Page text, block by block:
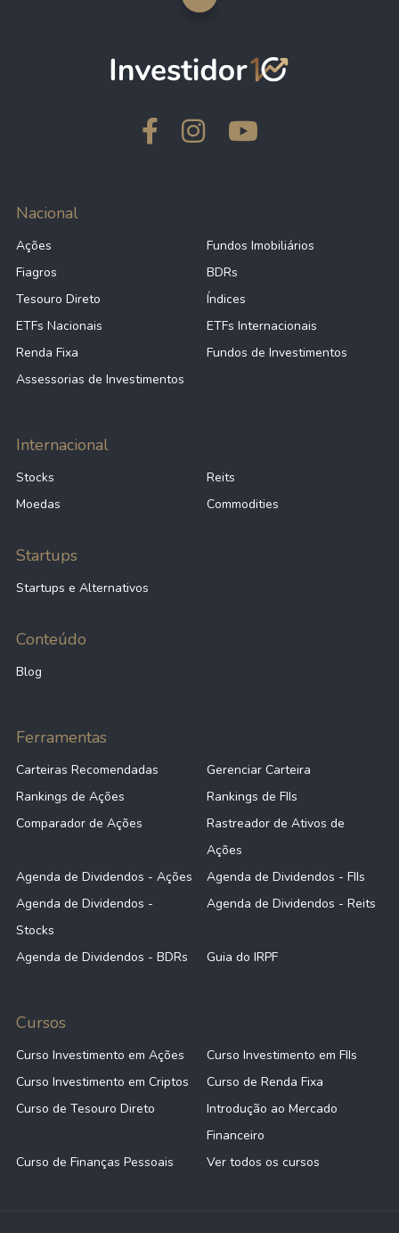
Nacional
Ações
Fundos Imobiliários
Fiagros
BDRs
Tesouro Direto
Índices
ETFs Nacionais
ETFs Internacionais
Renda Fixa
Fundos de Investimentos
Assessorias de Investimentos
Internacional
Stocks
Reits
Moedas
Commodities
Startups
Startups e Alternativos
Conteúdo
Blog
Ferramentas
Carteiras Recomendadas
Gerenciar Carteira
Rankings de Ações
Rankings de FIIs
Comparador de Ações
Rastreador de Ativos de
Ações
Agenda de Dividendos - Ações
Agenda de Dividendos - FIIs
Agenda de Dividendos -
Stocks
Agenda de Dividendos - Reits
Agenda de Dividendos - BDRs Guia do IRPF
Cursos
Curso Investimento em Ações
Curso Investimento em FIIs
Curso Investimento em Criptos
Curso de Renda Fixa
Curso de Tesouro Direto
Introdução ao Mercado
Financeiro
Curso de Finanças Pessoais
Ver todos os cursos